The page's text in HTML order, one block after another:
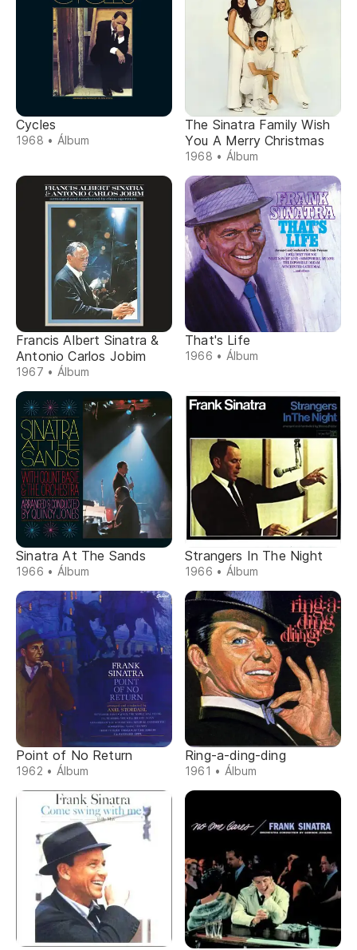
Cycles
1968 • Álbum
The Sinatra Family Wish
You A Merry Christmas
1968 • Álbum
Francis Albert Sinatra &
Antonio Carlos Jobim
1967 • Álbum
That's Life
1966 • Álbum
Sinatra At The Sands
1966 • Álbum
Strangers In The Night
1966 • Álbum
Point of No Return
1962 • Álbum
Ring-a-ding-ding
1961 • Álbum